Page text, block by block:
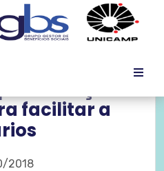
facilitar a
2018